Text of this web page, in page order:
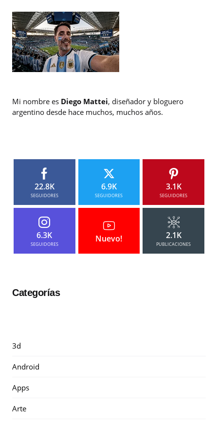
Mi nombre es Diego Mattei, diseñador y bloguero
argentino desde hace muchos, muchos años.
22.8K
SEGUIDORES
6.9K
SEGUIDORES
3.1K
SEGUIDORES
6.3K
SEGUIDORES
Nuevo! 2.1K
PUBLICACIONES
Categorías
3d
Android
Apps
Arte